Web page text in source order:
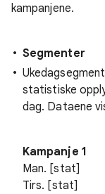
kampanjene.
Segmenter
statistiske
dag. Dataene
Kampanje 1
Man. [stat]
Tirs. [stat]